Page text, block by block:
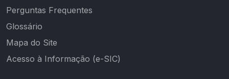
Perguntas Frequentes
Glossário
Mapa do Site
Acesso à Informação (e-SIC)